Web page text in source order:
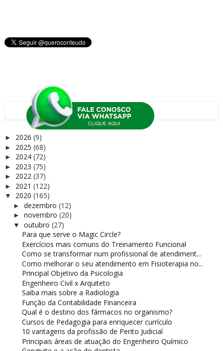
ARQUIVO
► 2026 (9)
► 2025 (68)
► 2024 (72)
► 2023 (75)
► 2022 (37)
► 2021 (122)
▼ 2020 (165)
► dezembro (12)
► novembro (20)
▼ outubro (27)
Para que serve o Magic Circle?
Exercícios mais comuns do Treinamento Funcional
Como se transformar num profissional de atendiment...
Como melhorar o seu atendimento em Fisioterapia no...
Principal Objetivo da Psicologia
Engenheiro Civil x Arquiteto
Saiba mais sobre a Radiologia
Função da Contabilidade Financeira
Qual é o destino dos fármacos no organismo?
Cursos de Pedagogia para enriquecer currículo
10 vantagens da profissão de Perito Judicial
Principais áreas de atuação do Engenheiro Químico